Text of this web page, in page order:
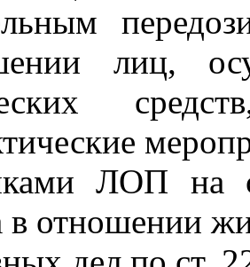
лиц,
ЛОП на
в отношении